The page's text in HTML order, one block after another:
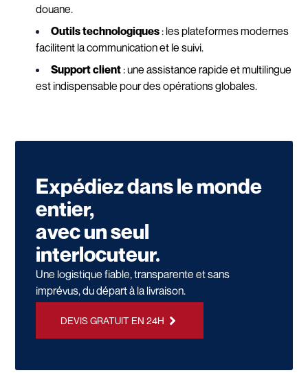
douane.
Outils technologiques: les plateformes modernes
facilitent la communication et le suivi.
Support client: une assistance rapide et multilingue
est indispensable pour des opérations globales.
Expédiez dans le monde
entier,
avec un seul
interlocuteur.
Une logistique fiable, transparente et sans
imprévus, du départ à la livraison.
DEVIS GRATUIT EN 24H